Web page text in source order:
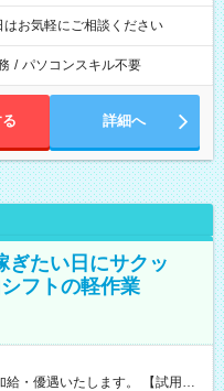
お気軽にご相談ください
/ パソコンスキル不要
詳細へ
ぎたい日にサクッ
フトの軽作業
遇いたします。 【試用期